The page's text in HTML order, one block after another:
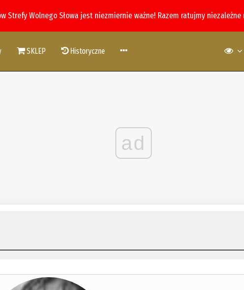
Strefy Wolnego Słowa jest niezmiernie ważne! Razem ratujmy
SKLEP Historyczne
ad